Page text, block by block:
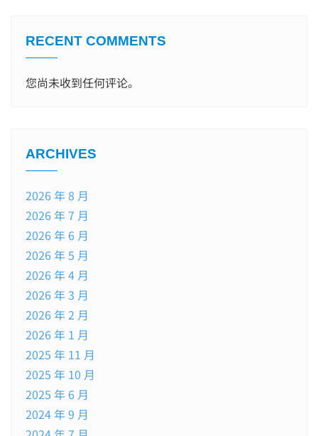
RECENT COMMENTS
您尚未收到任何评论。
ARCHIVES
2026 年 8 月
2026 年 7 月
2026 年 6 月
2026 年 5 月
2026 年 4 月
2026 年 3 月
2026 年 2 月
2026 年 1 月
2025 年 11 月
2025 年 10 月
2025 年 6 月
2024 年 9 月